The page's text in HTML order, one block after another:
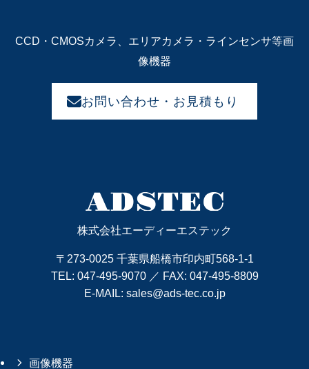
CCD・CMOSカメラ、エリアカメラ・ラインセンサ等画
像機器
お問い合わせ・お見積もり
株式会社エーディーエステック
〒273-0025 千葉県船橋市印内町568-1-1
TEL: 047-495-9070／ FAX: 047-495-8809
E-MAIL: sales@ads-tec.co.jp
画像機器